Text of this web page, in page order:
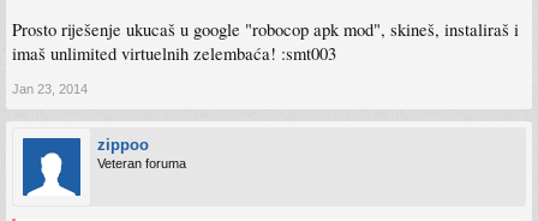
Prosto riješenje ukucaš u google "robocop apk mod", skineš, instaliraš i
imaš unlimited virtuelnih zelembaća! :smt003
Jan 23, 2014
zippoo
Veteran foruma